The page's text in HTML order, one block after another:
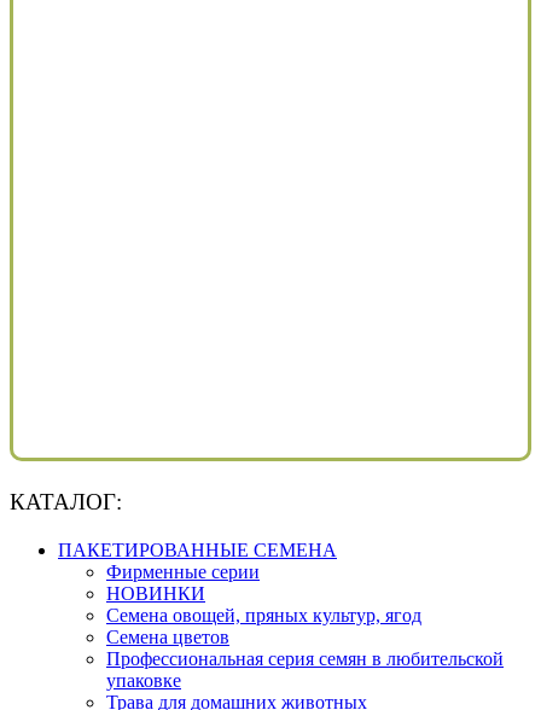
КАТАЛОГ:
ПАКЕТИРОВАННЫЕ СЕМЕНА
Фирменные серии
НОВИНКИ
Семена овощей, пряных культур, ягод
Семена цветов
Профессиональная серия семян в любительской
упаковке
Трава для домашних животных